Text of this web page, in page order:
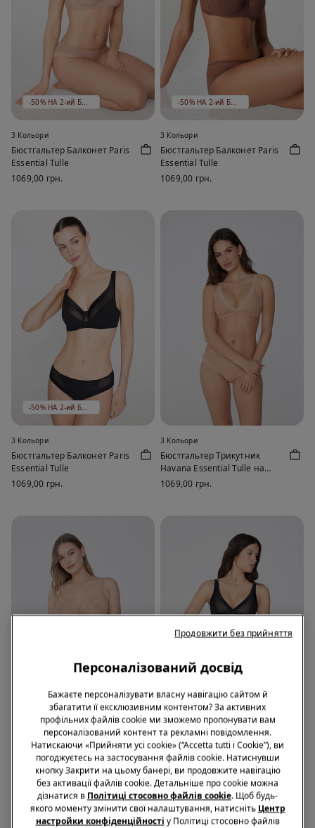
-50% НА 2-ий БЮСТГАЛЬТЕР
3 Кольори
Бюстгальтер Балконет Paris
Essential Tulle
1069,00 грн.
-50% НА 2-ий БЮСТГАЛЬТЕР
3 Кольори
Бюстгальтер Балконет Paris
Essential Tulle
1069,00 грн.
-50% НА 2-ий БЮСТГАЛЬТЕР
3 Кольори
Бюстгальтер Балконет Paris
Essential Tulle
1069,00 грн.
3 Кольори
Бюстгальтер Трикутник
Havana Essential Tulle на
Тонкому Ущільнювачі
1069,00 грн.
1 Колір
Бюстгальтер Балконет Paris
Essential Tulle
999,00 грн. 399,00 грн.-60%
3 Кольори
Бюстгальтер Трикутник
Havana Essential Tulle на
Тонкому Ущільнювачі
1069,00 грн.
Персоналізований досвід
Бажаєте персоналізувати власну навігацію сайтом й
збагатити її ексклюзивним контентом? За активних
профільних файлів cookie ми зможемо пропонувати вам
персоналізований контент та рекламні повідомлення.
Натискаючи «Прийняти усі cookie» (“Accetta tutti i Cookie”), ви
погоджуєтесь на застосування файлів cookie. Натиснувши
кнопку Закрити на цьому банері, ви продовжите навігацію
без активації файлів cookie. Детальніше про cookie можна
дізнатися в Політиці стосовно файлів cookie. Щоб будь-
якого моменту змінити свої налаштування, натисніть Центр
настройки конфіденційності у Політиці стосовно файлів
Продовжити без прийняття